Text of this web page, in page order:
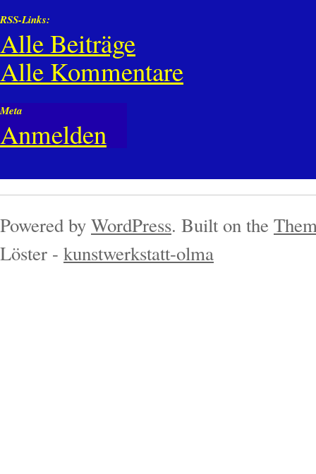
RSS-Links:
Alle Beiträge
Alle Kommentare
Meta
Anmelden
Powered byWordPress. Built on the
Löster - kunstwerkstatt-olma